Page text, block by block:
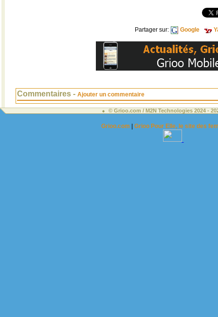
Partager sur: Google
Commentaires - Ajouter un commentaire
© Grioo.com / M2N Technologies 2024 -
Grioo.com |Grioo Pour Elle, le site des